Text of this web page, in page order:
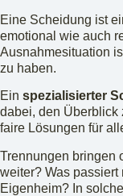
Eine Scheidung ist
emotional wie auch
Ausnahmesituation
zu haben.
Ein spezialisierter
dabei, den Überblick
faire Lösungen für
Trennungen bringen
weiter? Was
Eigenheim? In